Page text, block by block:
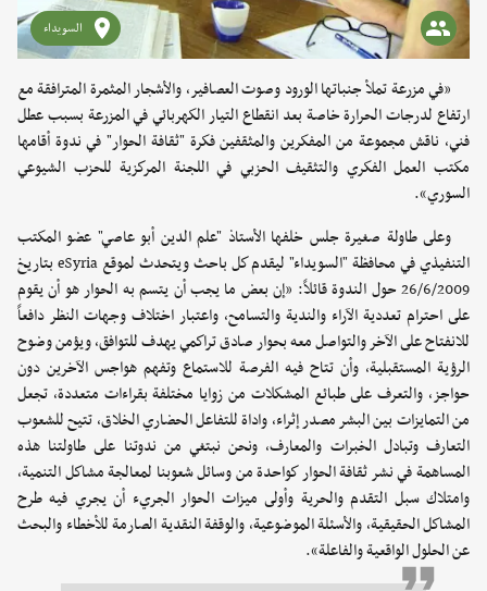
السويداء
«في مزرعة تملأ جنباتها الورود وصوت العصافير، والأشجار المثمرة المترافقة مع
ارتفاع لدرجات الحرارة خاصة بعد انقطاع التيار الكهربائي في المزرعة بسبب عطل
فني، ناقش مجموعة من المفكرين والمثقفين فكرة "ثقافة الحوار" في ندوة أقامها
مكتب العمل الفكري والتثقيف الحزبي في اللجنة المركزية للحزب الشيوعي
السوري».
وعلى طاولة صغيرة جلس خلفها الأستاذ "علم الدين أبو عاصي" عضو المكتب
التنفيذي في محافظة "السويداء" ليقدم كل باحث ويتحدث لموقع eSyria بتاريخ
26/6/2009 حول الندوة قائلاً: «إن بعض ما يجب أن يتسم به الحوار هو أن يقوم
على احترام تعددية الآراء والندية والتسامح، واعتبار اختلاف وجهات النظر دافعاً
للانفتاح على الآخر والتواصل معه بحوار صادق تراكمي يهدف للتوافق، ويؤمن وضوح
الرؤية المستقبلية، وأن تتاح فيه الفرصة للاستماع وتفهم هواجس الآخرين دون
حواجز، والتعرف على طبائع المشكلات من زوايا مختلفة بقراءات متعددة، تجعل
من التمايزات بين البشر مصدر إثراء، واداة للتفاعل الحضاري الخلاق، تتيح للشعوب
التعارف وتبادل الخبرات والمعارف، ونحن نبتغي من ندوتنا على طاولتنا هذه
المساهمة في نشر ثقافة الحوار كواحدة من وسائل شعوبنا لمعالجة مشاكل التنمية،
وامتلاك سبل التقدم والحرية وأولى ميزات الحوار الجريء أن يجري فيه طرح
المشاكل الحقيقية، والأسئلة الموضوعية، والوقفة النقدية الصارمة للأخطاء والبحث
عن الحلول الواقعية والفاعلة».